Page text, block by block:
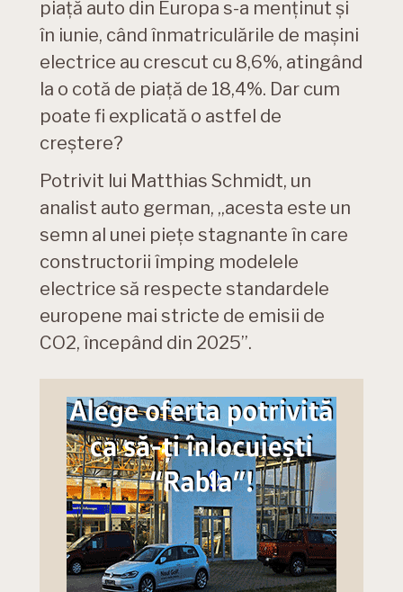
piață auto din Europa s-a menținut și
în iunie, când înmatriculările de mașini
electrice au crescut cu 8,6%, atingând
la o cotă de piață de 18,4%. Dar cum
poate fi explicată o astfel de
creștere?
Potrivit lui Matthias Schmidt, un
analist auto german, „acesta este un
semn al unei piețe stagnante în care
constructorii împing modelele
electrice să respecte standardele
europene mai stricte de emisii de
CO2, începând din 2025”.